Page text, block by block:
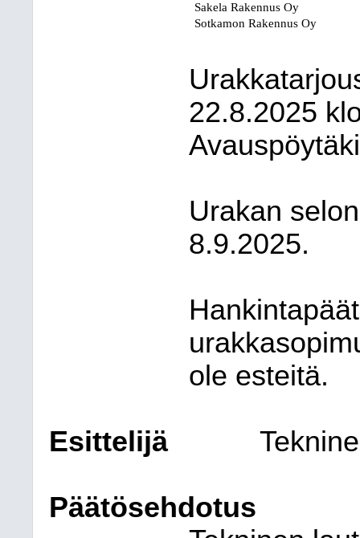
Sakela Rakennus Oy
Sotkamon Rakennus Oy
22.8.2025
Urakan
8.9.2025.
ole esteitä.
Esittelijä
Päätösehdotus